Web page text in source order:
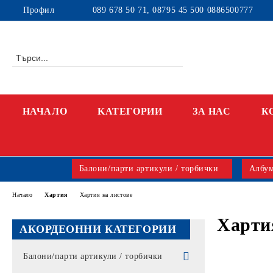
Профил 089 678 50 71, 08795 45 500 0886500777
НАЧАЛО KАТЕГОРИИ ЗА НАС
Балони/парти артикули / торбички
АКОРДЕОННИ КАТЕГОРИИ
Балони/парти артикули / торбички
Начало Хартия Хартия на листове